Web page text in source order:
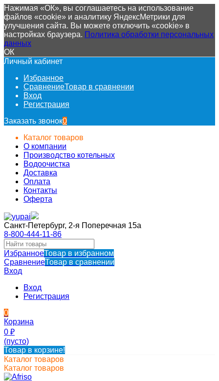
Нажимая «ОК», вы соглашаетесь на использование
файлов «cookie» и аналитику ЯндексМетрики для
улучшения сайта. Вы можете отключить «cookie» в
настройках браузера. Политика обработки персональных
данных
ОК
Личный кабинет
Избранное
СравнениеТовар в сравнении
Вход
Регистрация
Заказать звонок0
Каталог товаров
О компании
Производство котельных
Водоочистка
Доставка
Оплата
Контакты
Оферта
Санкт-Петербург, 2-я Поперечная 15а
8-800-444-11-86
ИзбранноеТовар в избранном
СравнениеТовар в сравнении
Вход
Вход
Регистрация
0
Корзина
0 ₽
(пусто)
Товар в корзине!
Каталог товаров
Каталог товаров